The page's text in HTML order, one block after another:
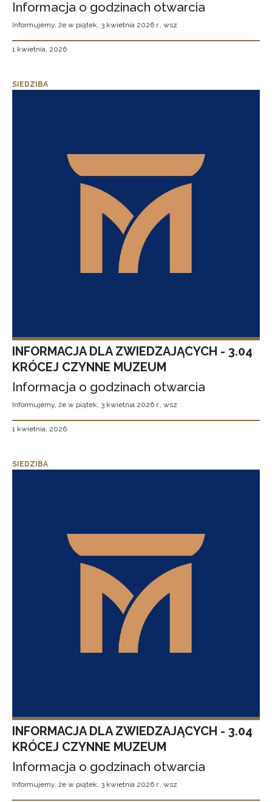
Informacja o godzinach otwarcia
Informujemy, że w piątek, 3 kwietnia 2026 r., wsz
1 kwietnia, 2026
SIEDZIBA
INFORMACJA DLA ZWIEDZAJĄCYCH - 3.04
KRÓCEJ CZYNNE MUZEUM
Informacja o godzinach otwarcia
Informujemy, że w piątek, 3 kwietnia 2026 r., wsz
1 kwietnia, 2026
SIEDZIBA
INFORMACJA DLA ZWIEDZAJĄCYCH - 3.04
KRÓCEJ CZYNNE MUZEUM
Informacja o godzinach otwarcia
Informujemy, że w piątek, 3 kwietnia 2026 r., wsz